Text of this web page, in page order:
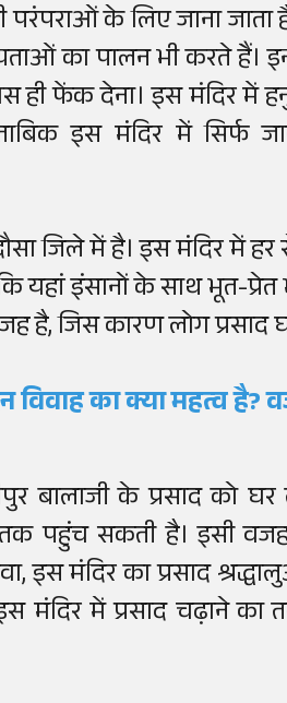
के लिए जाना जाता
का पालन भी करते
ही फेंक देना। इस मंदिर में
इस मंदिर में सिर्फ
जिले में है। इस मंदिर में हर
यहां इंसानों के साथ भूत-प्रेत
है, जिस कारण लोग प्रसाद
विवाह का क्या महत्व है?
बालाजी के प्रसाद को
पहुंच सकती है। इसी
इस मंदिर का प्रसाद
मंदिर में प्रसाद चढ़ाने का